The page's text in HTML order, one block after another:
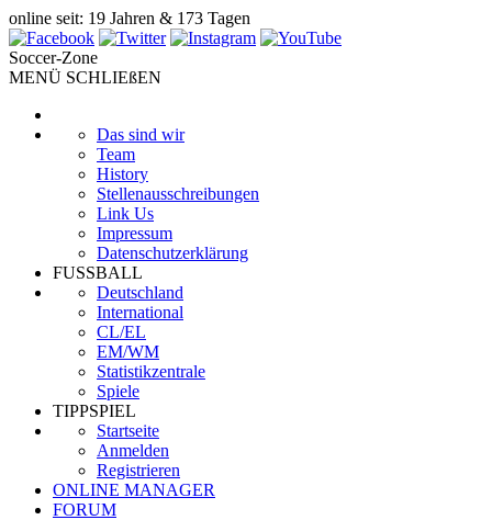
online seit: 19 Jahren & 173 Tagen
Soccer-Zone
MENÜ SCHLIEßEN
Das sind wir
Team
History
Stellenausschreibungen
Link Us
Impressum
Datenschutzerklärung
FUSSBALL
Deutschland
International
CL/EL
EM/WM
Statistikzentrale
Spiele
TIPPSPIEL
Startseite
Anmelden
Registrieren
ONLINE MANAGER
FORUM